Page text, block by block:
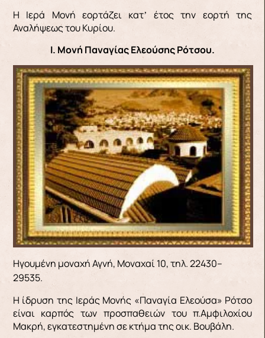
Η Ιερά Μονή εορτάζει κατʼ έτος την εορτή της
Αναλήψεως του Κυρίου.
Ι. Μονή Παναγίας Ελεούσης Ρότσου.
Ηγουμένη μοναχή Αγνή, Μοναχαί 10, τηλ. 22430–
29535.
Η ίδρυση της Ιεράς Μονής «Παναγία Ελεούσα» Ρότσο
είναι καρπός των προσπαθειών του π.Αμφιλοχίου
Μακρή, εγκατεστημένη σε κτήμα της οικ. Βουβάλη.